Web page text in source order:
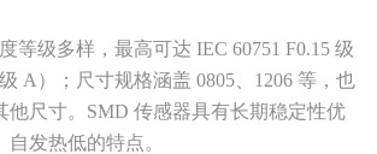
等级多样，最高可达 IEC 60751 F0.15 级
A）；尺寸规格涵盖 0805、1206 等，也
他尺寸。SMD 传感器具有长期稳定性优
发热低的特点。